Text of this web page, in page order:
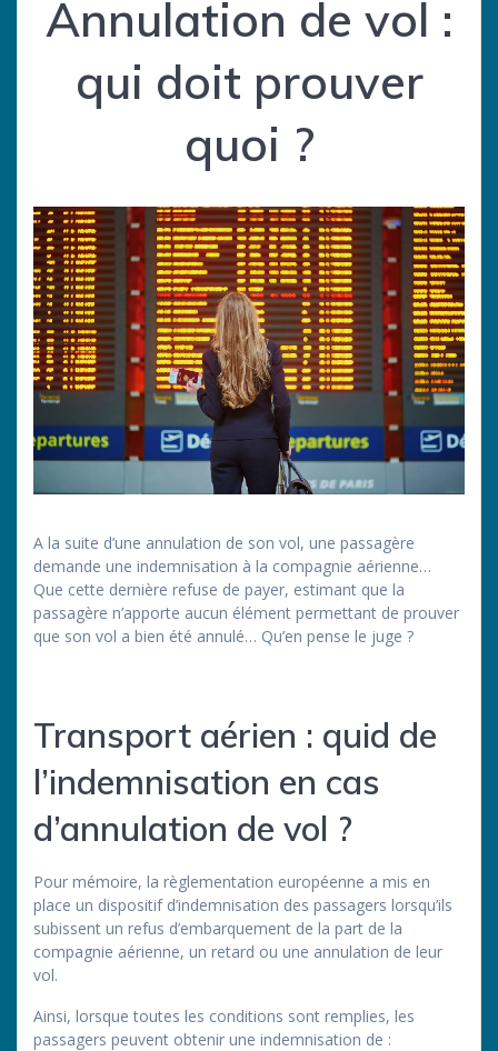
Annulation de vol :
qui doit prouver
quoi ?
A la suite d’une annulation de son vol, une passagère
demande une indemnisation à la compagnie aérienne…
Que cette dernière refuse de payer, estimant que la
passagère n’apporte aucun élément permettant de prouver
que son vol a bien été annulé… Qu’en pense le juge ?
Transport aérien : quid de
l’indemnisation en cas
d’annulation de vol ?
Pour mémoire, la règlementation européenne a mis en
place un dispositif d’indemnisation des passagers lorsqu’ils
subissent un refus d’embarquement de la part de la
compagnie aérienne, un retard ou une annulation de leur
vol.
Ainsi, lorsque toutes les conditions sont remplies, les
passagers peuvent obtenir une indemnisation de :